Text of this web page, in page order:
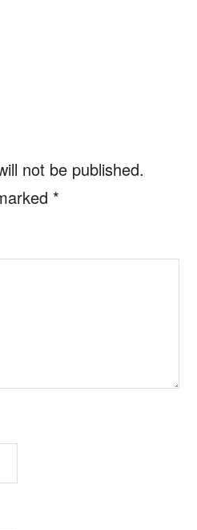
not be published.
*